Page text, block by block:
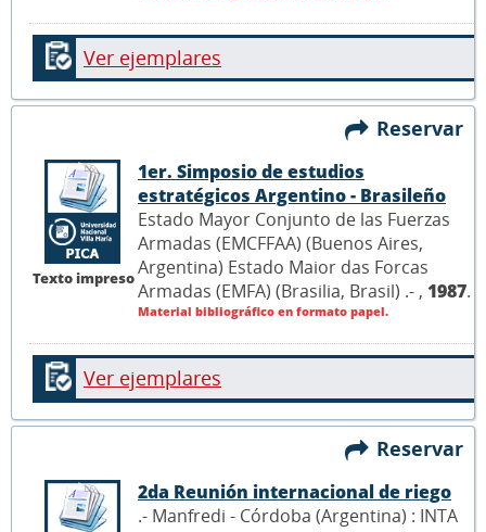
Ver ejemplares
Reservar
Texto impreso
1er. Simposio de estudios
estratégicos Argentino - Brasileño
Estado Mayor Conjunto de las Fuerzas
Armadas (EMCFFAA) (Buenos Aires,
Argentina) Estado Maior das Forcas
Armadas (EMFA) (Brasilia, Brasil) .- , 1987.
Material bibliográfico en formato papel.
Ver ejemplares
Reservar
2da Reunión internacional de riego
.- Manfredi - Córdoba (Argentina) : INTA